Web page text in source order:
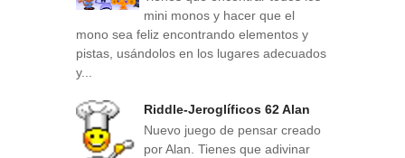
mini monos y hacer que el
mono sea feliz encontrando elementos y
pistas, usándolos en los lugares adecuados
y...
Riddle-Jeroglíficos 62 Alan
Nuevo juego de pensar creado
por Alan. Tienes que adivinar